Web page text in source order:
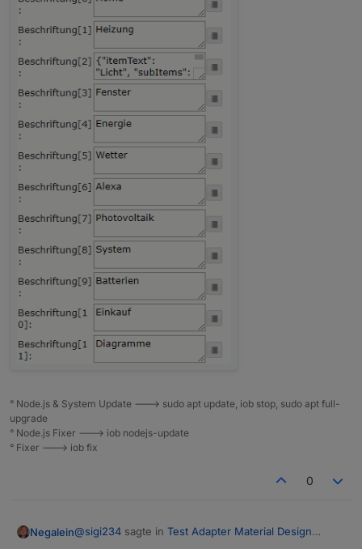
° Node.js & System Update ---> sudo apt update, iob stop, sudo apt full-
upgrade
° Node.js Fixer ---> iob nodejs-update
° Fixer ---> iob fix
0
Negalein@sigi234 sagte in Test Adapter Material Design